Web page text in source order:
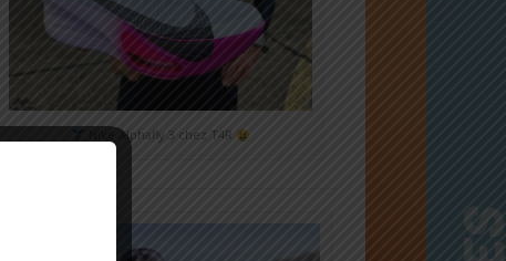
Nike Alphafly 3 chez T4R